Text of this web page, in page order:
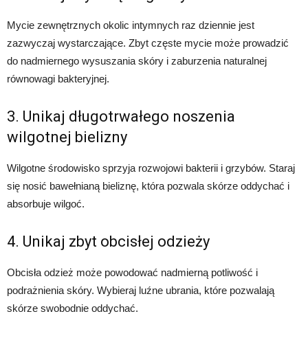
Mycie zewnętrznych okolic intymnych raz dziennie jest
zazwyczaj wystarczające. Zbyt częste mycie może prowadzić
do nadmiernego wysuszania skóry i zaburzenia naturalnej
równowagi bakteryjnej.
3. Unikaj długotrwałego noszenia
wilgotnej bielizny
Wilgotne środowisko sprzyja rozwojowi bakterii i grzybów. Staraj
się nosić bawełnianą bieliznę, która pozwala skórze oddychać i
absorbuje wilgoć.
4. Unikaj zbyt obcisłej odzieży
Obcisła odzież może powodować nadmierną potliwość i
podrażnienia skóry. Wybieraj luźne ubrania, które pozwalają
skórze swobodnie oddychać.